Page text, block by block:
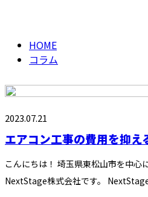
HOME
コラム
2023.07.21
エアコン工事の費用を抑え
こんにちは！ 埼玉県東松山市を中心
NextStage株式会社です。